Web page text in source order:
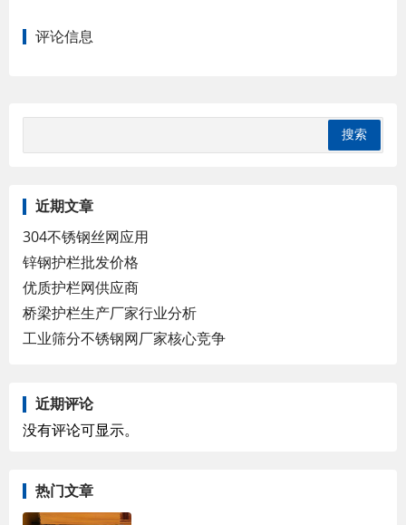
评论信息
近期文章
304不锈钢丝网应用
锌钢护栏批发价格
优质护栏网供应商
桥梁护栏生产厂家行业分析
工业筛分不锈钢网厂家核心竞争
近期评论
没有评论可显示。
热门文章